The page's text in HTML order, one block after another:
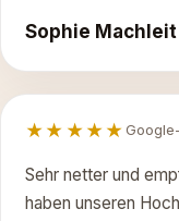
Sophie Machleit
★★★★★
Sehr netter und
haben unseren